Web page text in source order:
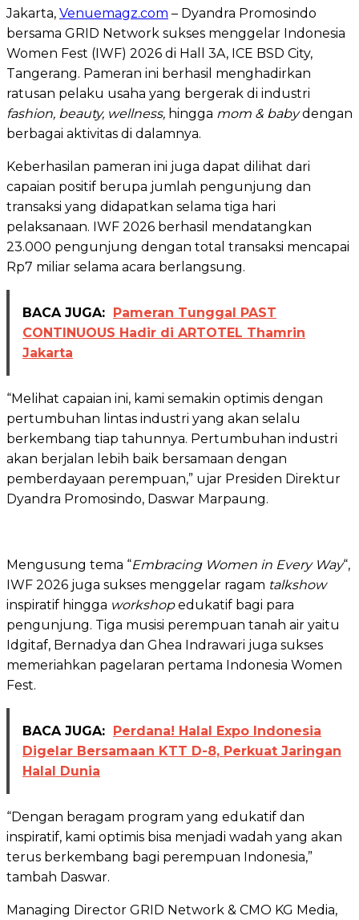
Jakarta, Venuemagz.com – Dyandra Promosindo
bersama GRID Network sukses menggelar Indonesia
Women Fest (IWF) 2026 di Hall 3A, ICE BSD City,
Tangerang. Pameran ini berhasil menghadirkan
ratusan pelaku usaha yang bergerak di industri
fashion, beauty, wellness, hingga mom & babydengan
berbagai aktivitas di dalamnya.
Keberhasilan pameran ini juga dapat dilihat dari
capaian positif berupa jumlah pengunjung dan
transaksi yang didapatkan selama tiga hari
pelaksanaan. IWF 2026 berhasil mendatangkan
23.000 pengunjung dengan total transaksi mencapai
Rp7 miliar selama acara berlangsung.
BACA JUGA: Pameran Tunggal PAST
CONTINUOUS Hadir di ARTOTEL Thamrin
Jakarta
“Melihat capaian ini, kami semakin optimis dengan
pertumbuhan lintas industri yang akan selalu
berkembang tiap tahunnya. Pertumbuhan industri
akan berjalan lebih baik bersamaan dengan
pemberdayaan perempuan,” ujar Presiden Direktur
Dyandra Promosindo, Daswar Marpaung.
Mengusung tema “Embracing Women in Every Way“,
IWF 2026 juga sukses menggelar ragam talkshow
inspiratif hingga workshopedukatif bagi para
pengunjung. Tiga musisi perempuan tanah air yaitu
Idgitaf, Bernadya dan Ghea Indrawari juga sukses
memeriahkan pagelaran pertama Indonesia Women
Fest.
BACA JUGA: Perdana! Halal Expo Indonesia
Digelar Bersamaan KTT D-8, Perkuat Jaringan
Halal Dunia
“Dengan beragam program yang edukatif dan
inspiratif, kami optimis bisa menjadi wadah yang akan
terus berkembang bagi perempuan Indonesia,”
tambah Daswar.
Managing Director GRID Network & CMO KG Media,